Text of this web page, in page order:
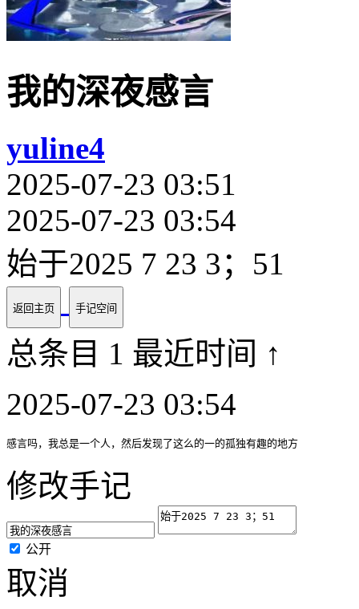
我的深夜感言
yuline4
2025-07-23 03:51
2025-07-23 03:54
始于2025 7 23 3；51
返回主页 手记空间
总条目 1 最近时间 ↑
2025-07-23 03:54
感言吗，我总是一个人，然后发现了这么的一的孤独有趣的地方
修改手记
公开
取消